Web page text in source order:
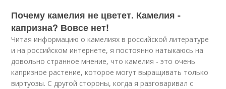
Почему камелия не цветет. Камелия -
капризна? Вовсе нет!
Читая информацию о камелиях в российской литературе
и на российском интернете, я постоянно натыкаюсь на
довольно странное мнение, что камелия - это очень
капризное растение, которое могут выращивать только
виртуозы. С другой стороны, когда я разговаривал с